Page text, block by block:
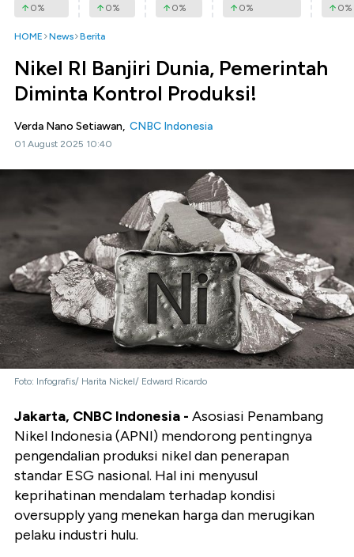
0% 0% 0% 0% 0%
HOME News Berita
Nikel RI Banjiri Dunia, Pemerintah
Diminta Kontrol Produksi!
Verda Nano Setiawan, CNBC Indonesia
01 August 2025 10:40
Foto: Infografis/ Harita Nickel/ Edward Ricardo
Jakarta, CNBC Indonesia - Asosiasi Penambang
Nikel Indonesia (APNI) mendorong pentingnya
pengendalian produksi nikel dan penerapan
standar ESG nasional. Hal ini menyusul
keprihatinan mendalam terhadap kondisi
oversupply yang menekan harga dan merugikan
pelaku industri hulu.